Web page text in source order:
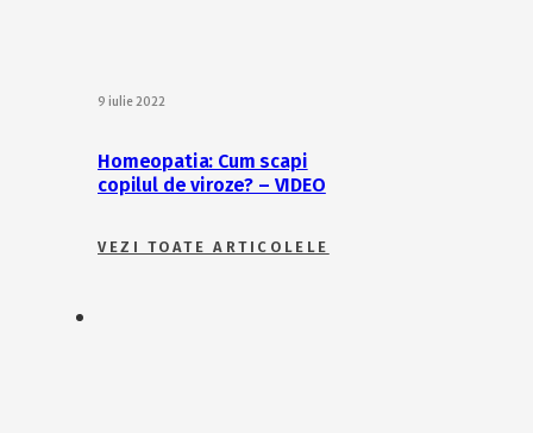
9 iulie 2022
Homeopatia: Cum scapi
copilul de viroze? – VIDEO
VEZI TOATE ARTICOLELE